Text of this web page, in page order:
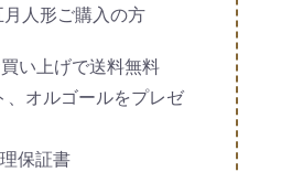
月人形ご購入の方
い上げで送料無料
、オルゴールをプレゼ
保証書